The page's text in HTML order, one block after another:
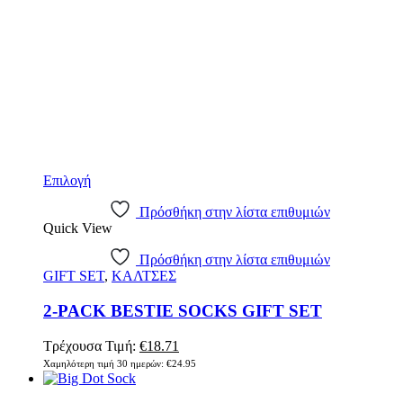
ΕπιλογήΑυτό
προϊόν
έχει
παραλλαγές.
Οι
μπορούν
επιλεγούν
σελίδα
του
Πρόσθήκη στην λίστα επιθυμιών
Quick View
Πρόσθήκη στην λίστα επιθυμιών
GIFT SET, ΚΑΛΤΣΕΣ
2-PACK BESTIE SOCKS GIFT SET
Τρέχουσα Τιμή: Original
price
€18.71
τρέχουσα
Χαμηλότερη τιμή 30 ημερών: €24.95